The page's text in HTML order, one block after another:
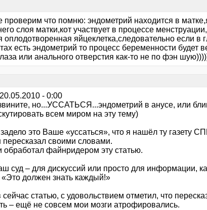
проверим что помню: эндометрий находится в
слоя матки,кот участвует в процессе
оплодотворенная яйцеклетка,следовательно если в
есть эндометрий то процесс беременности будет
или анального отверстия как-то не по фэн
- 0:00
но...УССАТЬСЯ...эндометрий в анусе, или
всем миром на эту тему)
это Ваше «уссаться», что я нашёл ту газету
пересказал своими словами.
обработал файнридером эту статью.
суд – для дискуссий или просто для информации,
«Это должен знать каждый!»
статью, с удовольствием отметил, что
– ещё не совсем мои мозги атрофировались.